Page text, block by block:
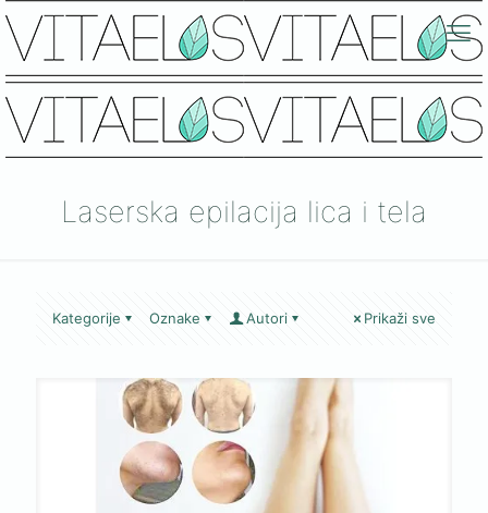
Laserska epilacija lica i tela
Kategorije Oznake Autori Prikaži sve